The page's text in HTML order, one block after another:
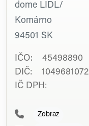
dome LIDL/
Komárno
94501 SK
IČO: 45498890
DIČ: 1049681072
IČ DPH:
Zobraz